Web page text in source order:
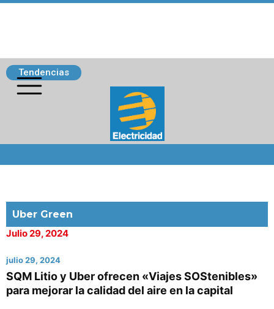
Tendencias
Uber Green
Julio 29, 2024
julio 29, 2024
SQM Litio y Uber ofrecen «Viajes SOStenibles»
para mejorar la calidad del aire en la capital